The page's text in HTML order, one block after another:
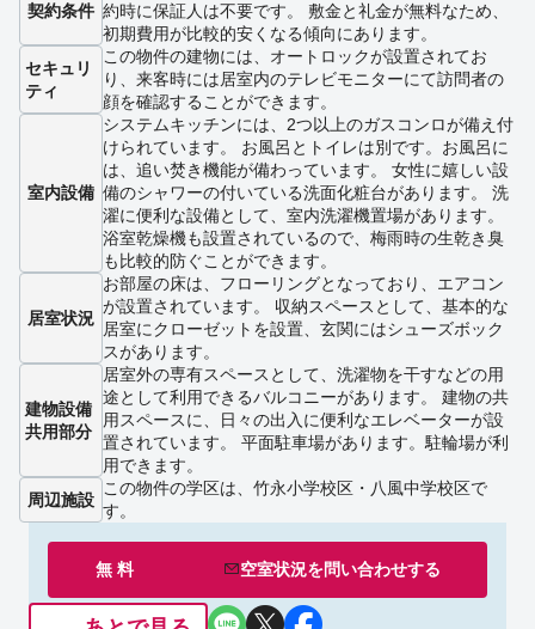
契約条件 約時に保証人は不要です。 敷金と礼金が無料なため、
初期費用が比較的安くなる傾向にあります。
セキュリ
ティ
この物件の建物には、オートロックが設置されてお
り、来客時には居室内のテレビモニターにて訪問者の
顔を確認することができます。
室内設備
システムキッチンには、2つ以上のガスコンロが備え付
けられています。 お風呂とトイレは別です。お風呂に
は、追い焚き機能が備わっています。 女性に嬉しい設
備のシャワーの付いている洗面化粧台があります。 洗
濯に便利な設備として、室内洗濯機置場があります。
浴室乾燥機も設置されているので、梅雨時の生乾き臭
も比較的防ぐことができます。
居室状況
お部屋の床は、フローリングとなっており、エアコン
が設置されています。 収納スペースとして、基本的な
居室にクローゼットを設置、玄関にはシューズボック
スがあります。
建物設備
共用部分
居室外の専有スペースとして、洗濯物を干すなどの用
途として利用できるバルコニーがあります。 建物の共
用スペースに、日々の出入に便利なエレベーターが設
置されています。 平面駐車場があります。駐輪場が利
用できます。
周辺施設
この物件の学区は、竹永小学校区・八風中学校区で
す。
無 料 空室状況を問い合わせする